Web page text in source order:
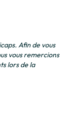
Afin de vous
vous remercions
lors de la